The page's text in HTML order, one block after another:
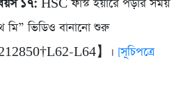
১৭: HSC ফার্স্ট ইয়ারে পড়ার সময়
মি” ভিডিও বানানো শুরু
L64】। [সূচিপত্রে